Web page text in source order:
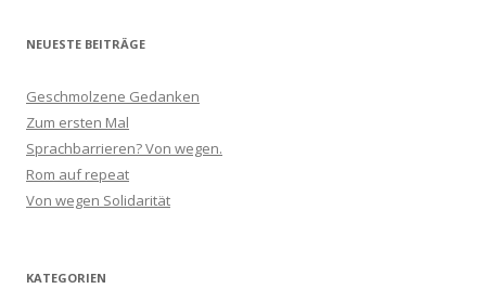
NEUESTE BEITRÄGE
Geschmolzene Gedanken
Zum ersten Mal
Sprachbarrieren? Von wegen.
Rom auf repeat
Von wegen Solidarität
KATEGORIEN